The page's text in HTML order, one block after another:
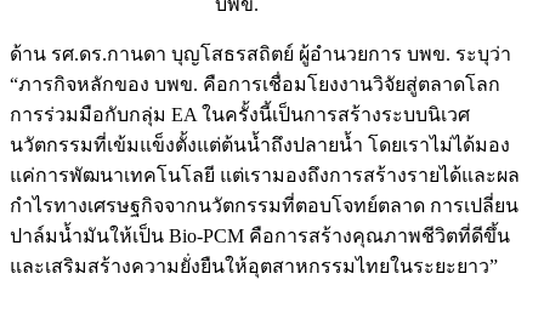
ด้าน รศ.ดร.กานดา บุญโสธรสถิตย์ ผู้อำนวยการ บพข. ระบุว่า
“ภารกิจหลักของ บพข. คือการเชื่อมโยงงานวิจัยสู่ตลาดโลก
การร่วมมือกับกลุ่ม EA ในครั้งนี้เป็นการสร้างระบบนิเวศ
นวัตกรรมที่เข้มแข็งตั้งแต่ต้นน้ำถึงปลายน้ำ โดยเราไม่ได้มอง
แค่การพัฒนาเทคโนโลยี แต่เรามองถึงการสร้างรายได้และผล
กำไรทางเศรษฐกิจจากนวัตกรรมที่ตอบโจทย์ตลาด การเปลี่ยน
ปาล์มน้ำมันให้เป็น Bio-PCM คือการสร้างคุณภาพชีวิตที่ดีขึ้น
และเสริมสร้างความยั่งยืนให้อุตสาหกรรมไทยในระยะยาว”